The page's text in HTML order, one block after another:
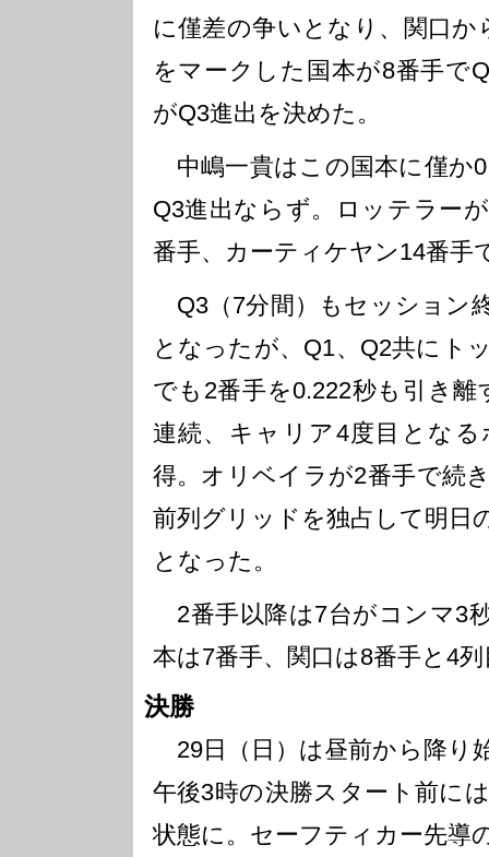
に僅差の争いとなり、関口
をマークした国本が8番手で
がQ3進出を決めた。
中嶋一貴はこの国本に僅か
Q3進出ならず。ロッテラー
番手、カーティケヤン14番手
Q3（7分間）もセッション
となったが、Q1、Q2共にト
でも2番手を0.222秒も引き
連続、キャリア4度目とな
得。オリベイラが2番手で続
前列グリッドを独占して明日
となった。
2番手以降は7台がコンマ3
本は7番手、関口は8番手と4
決勝
29日（日）は昼前から降り
午後3時の決勝スタート前に
状態に。セーフティカー先導